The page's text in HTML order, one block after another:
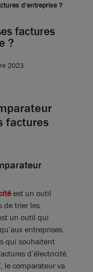
d'entreprise ?
factures
?
2023
factures
est un outil
de trier les
un outil qui
entreprises.
qui souhaitent
d’électricité.
le comparateur va